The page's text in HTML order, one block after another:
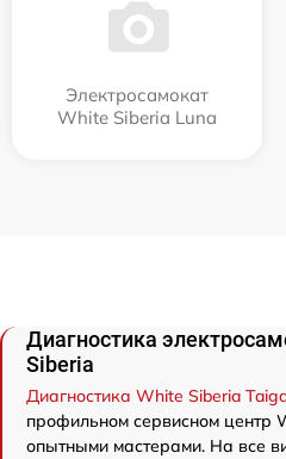
Электросамокат
White Siberia Luna
Диагностика
Siberia
Диагностика White Siberia
профильном сервисном центр
опытными мастерами. На все